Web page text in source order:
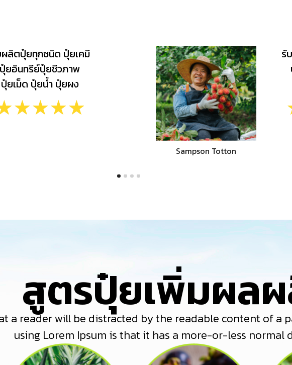
ลิตปุ๋ยทุกชนิด ปุ๋ยเคมี
ปุ๋ยอินทรีย์ปุ๋ยชีวภาพ
ปุ๋ยเม็ด ปุ๋ยน้ำ ปุ๋ยผง
☆☆☆☆
Sampson Totton
รั
สูตรปุ๋ยเพิ่มผล
a reader will be distracted by the readable content of a
using Lorem Ipsum is that it has a more-or-less normal